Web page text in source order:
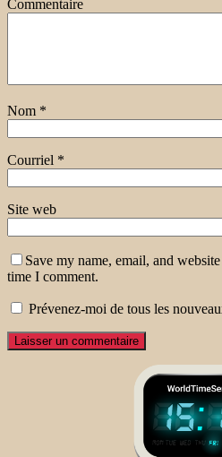
Commentaire
Nom *
Courriel *
Site web
Save my name, email, and
time I comment.
Prévenez-moi de tous les